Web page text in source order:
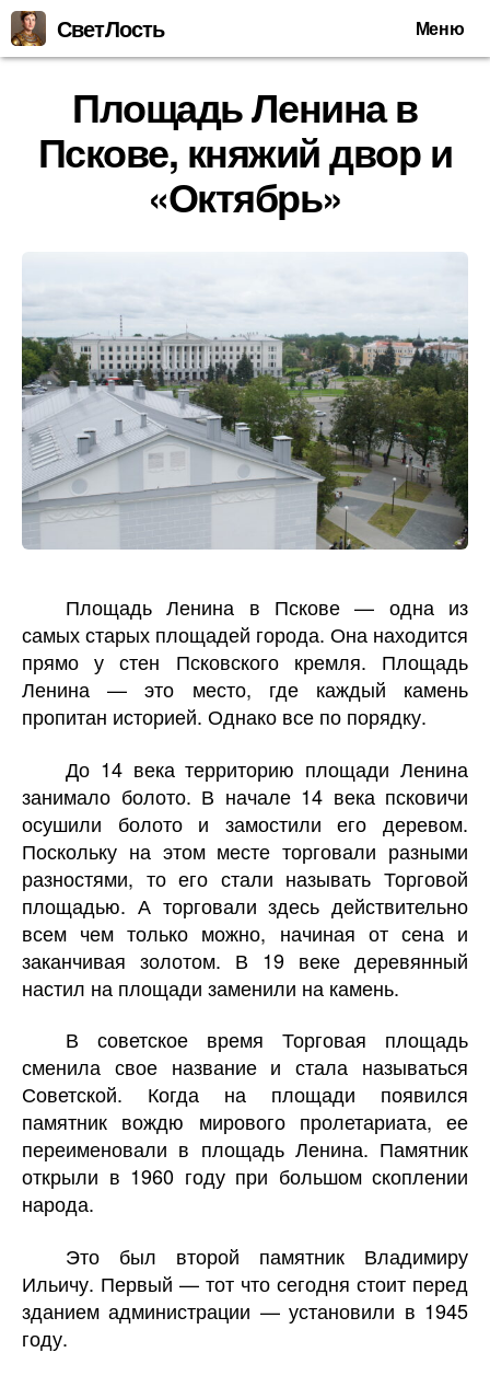
СветЛость Меню
Площадь Ленина в
Пскове, княжий двор и
«Октябрь»
Площадь Ленина в Пскове — одна из
самых старых площадей города. Она находится
прямо у стен Псковского кремля. Площадь
Ленина — это место, где каждый камень
пропитан историей. Однако все по порядку.
До 14 века территорию площади Ленина
занимало болото. В начале 14 века псковичи
осушили болото и замостили его деревом.
Поскольку на этом месте торговали разными
разностями, то его стали называть Торговой
площадью. А торговали здесь действительно
всем чем только можно, начиная от сена и
заканчивая золотом. В 19 веке деревянный
настил на площади заменили на камень.
В советское время Торговая площадь
сменила свое название и стала называться
Советской. Когда на площади появился
памятник вождю мирового пролетариата, ее
переименовали в площадь Ленина. Памятник
открыли в 1960 году при большом скоплении
народа.
Это был второй памятник Владимиру
Ильичу. Первый — тот что сегодня стоит перед
зданием администрации — установили в 1945
году.